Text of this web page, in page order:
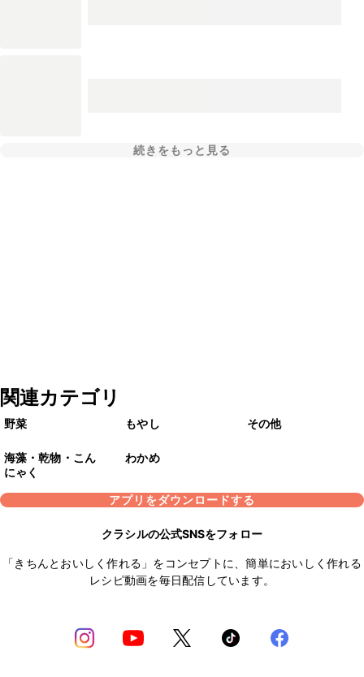
続きをもっと見る
関連カテゴリ
野菜 もやし その他
海藻・乾物・こん
にゃく
わかめ
アプリをダウンロードする
クラシルの公式SNSをフォロー
「きちんとおいしく作れる」をコンセプトに、簡単においしく作れる
レシピ動画を毎日配信しています。